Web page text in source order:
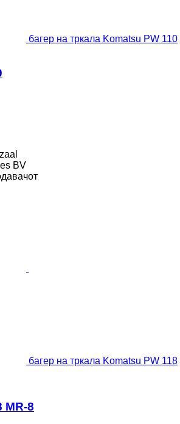
багер на тркала Komatsu PW 110
BV
багер на тркала Komatsu PW 118
MR-8